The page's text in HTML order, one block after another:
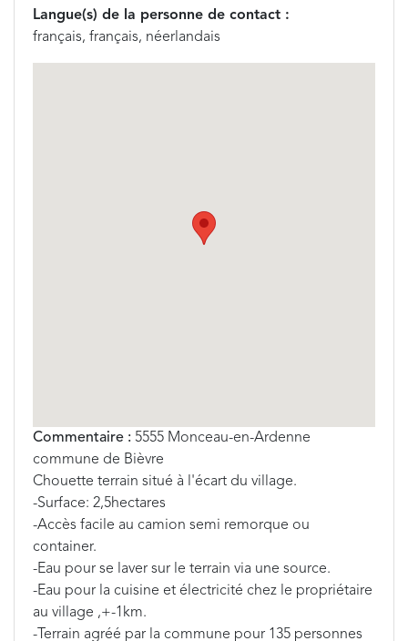
Langue(s) de la personne de contact :
français, français, néerlandais
Commentaire : 5555 Monceau-en-Ardenne
commune de Bièvre
Chouette terrain situé à l'écart du village.
-Surface: 2,5hectares
-Accès facile au camion semi remorque ou
container.
-Eau pour se laver sur le terrain via une source.
-Eau pour la cuisine et électricité chez le propriétaire
au village ,+-1km.
-Terrain agréé par la commune pour 135 personnes